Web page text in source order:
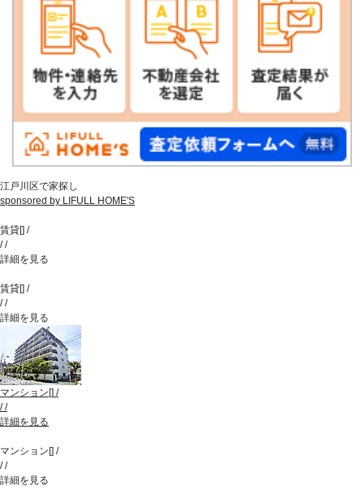
江戸川区で家探し
sponsored by LIFULL HOME'S
賃貸[] /
//
詳細を見る
賃貸[] /
//
詳細を見る
マンション [] /
//
詳細を見る
マンション [] /
//
詳細を見る